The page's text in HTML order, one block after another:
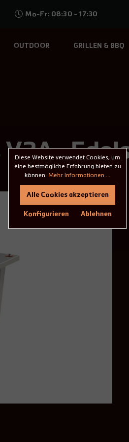
Mo-Fr: 08:30 - 17:30
OUTDOOR GRILLEN & BBQ
V2A-
Diese Website verwendet Cookies, um
eine bestmögliche Erfahrung bieten zu
können. Mehr Informationen ...
Ablehnen
Konfigurieren
Alle Cookies akzeptieren